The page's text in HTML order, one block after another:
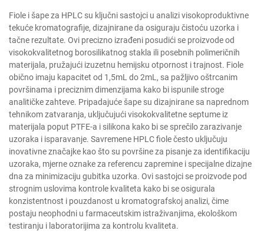
Fiole i šape za HPLC su ključni sastojci u analizi visokoproduktivne
tekuće kromatografije, dizajnirane da osiguraju čistoću uzorka i
tačne rezultate. Ovi precizno izrađeni posudići se proizvode od
visokokvalitetnog borosilikatnog stakla ili posebnih polimeričnih
materijala, pružajući izuzetnu hemijsku otpornost i trajnost. Fiole
obično imaju kapacitet od 1,5mL do 2mL, sa pažljivo oštrcanim
površinama i preciznim dimenzijama kako bi ispunile stroge
analitičke zahteve. Pripadajuće šape su dizajnirane sa naprednom
tehnikom zatvaranja, uključujući visokokvalitetne septume iz
materijala poput PTFE-a i silikona kako bi se sprečilo zarazivanje
uzoraka i isparavanje. Savremene HPLC fiole često uključuju
inovativne značajke kao što su površine za pisanje za identifikaciju
uzoraka, mjerne oznake za referencu zapremine i specijalne dizajne
dna za minimizaciju gubitka uzorka. Ovi sastojci se proizvode pod
strognim uslovima kontrole kvaliteta kako bi se osigurala
konzistentnost i pouzdanost u kromatografskoj analizi, čime
postaju neophodni u farmaceutskim istraživanjima, ekološkom
testiranju i laboratorijima za kontrolu kvaliteta.